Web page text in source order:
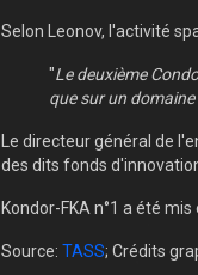
Selon Leonov, l'activité
"Le deuxième
que sur un
Le directeur général de
des dits fonds
Kondor-FKA n°1 a été
Source: TASS; Crédits